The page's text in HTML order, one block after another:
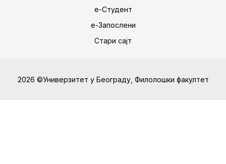
е-Студент
е-Запослени
Стари сајт
2026 ©Универзитет у Београду, Филолошки факултет